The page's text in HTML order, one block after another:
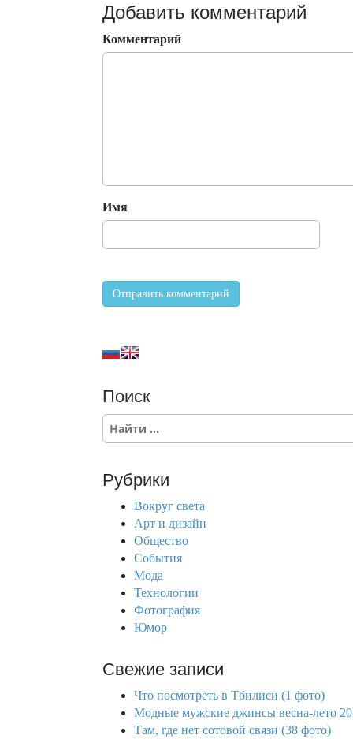
Добавить комментарий
Комментарий
Имя
Поиск
S
c
Рубрики
Вокруг света
Арт и дизайн
Общество
События
Мода
Технологии
Фотография
Юмор
Свежие записи
Что посмотреть в Тбилиси (1 фото)
Модные мужские джинсы весна-лето
Там, где нет сотовой связи (38 фото)